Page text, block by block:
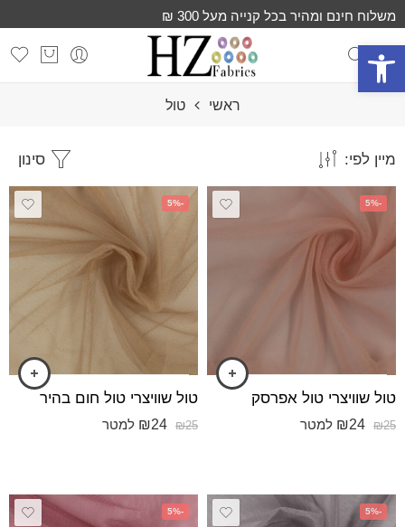
פתח סרגל נגישות
משלוח חינם ומהיר בכל קנייה מעל 300 ₪
ראשי טול
סינון מיין לפי:
-5%
טול שוויצרי טול אפרסק
₪25
₪24 למטר
-5%
טול שוויצרי טול חום בהיר
₪25
₪24 למטר
-5%
-5%